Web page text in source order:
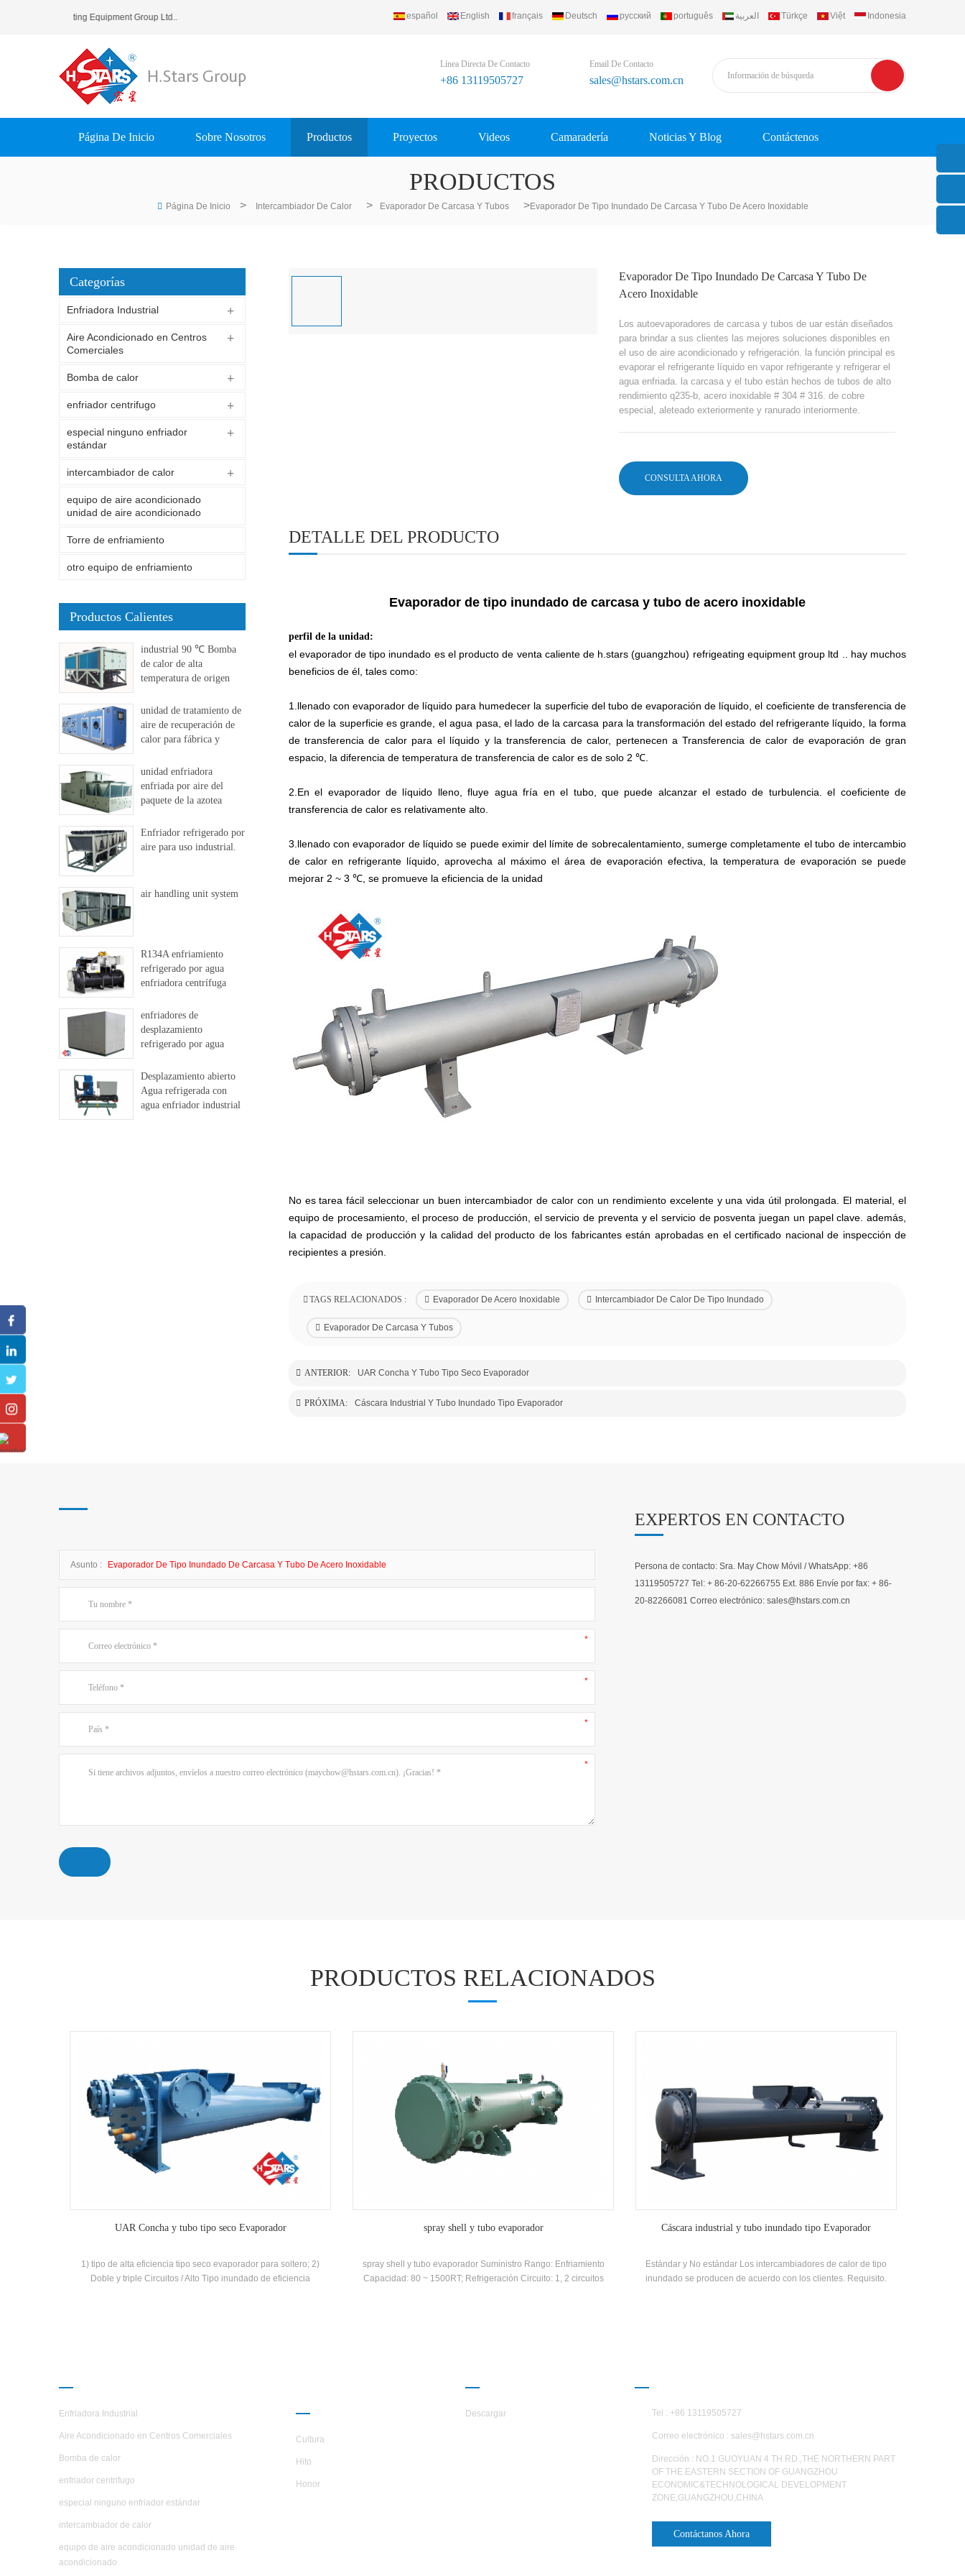
Refrigerating Equipment Group Ltd.. español English français Deutsch русский português العربية Türkçe Việt Indonesia
Línea Directa De Contacto
+86 13119505727
Email De Contacto
sales@hstars.com.cn
Página De Inicio Sobre Nosotros Productos Proyectos Videos Camaradería Noticias Y Blog Contáctenos
PRODUCTOS
Página De Inicio > Intercambiador De Calor > Evaporador De Carcasa Y Tubos >Evaporador De Tipo Inundado De Carcasa Y Tubo De Acero Inoxidable
Evaporador De Tipo Inundado De Carcasa Y Tubo De
Acero Inoxidable
Los autoevaporadores de carcasa y tubos de uar están diseñados
para brindar a sus clientes las mejores soluciones disponibles en
el uso de aire acondicionado y refrigeración. la función principal es
evaporar el refrigerante líquido en vapor refrigerante y refrigerar el
agua enfriada. la carcasa y el tubo están hechos de tubos de alto
rendimiento q235-b, acero inoxidable # 304 # 316. de cobre
especial, aleteado exteriormente y ranurado interiormente.
CONSULTA AHORA
DETALLE DEL PRODUCTO
Evaporador de tipo inundado de carcasa y tubo de acero inoxidable
perfil de la unidad:
el evaporador de tipo inundado es el producto de venta caliente de h.stars (guangzhou) refrigeating equipment group ltd .. hay muchos
beneficios de él, tales como:
1.llenado con evaporador de líquido para humedecer la superficie del tubo de evaporación de líquido, el coeficiente de transferencia de
calor de la superficie es grande, el agua pasa, el lado de la carcasa para la transformación del estado del refrigerante líquido, la forma
de transferencia de calor para el líquido y la transferencia de calor, pertenecen a Transferencia de calor de evaporación de gran
espacio, la diferencia de temperatura de transferencia de calor es de solo 2 ℃.
2.En el evaporador de líquido lleno, fluye agua fría en el tubo, que puede alcanzar el estado de turbulencia. el coeficiente de
transferencia de calor es relativamente alto.
3.llenado con evaporador de líquido se puede eximir del límite de sobrecalentamiento, sumerge completamente el tubo de intercambio
de calor en refrigerante líquido, aprovecha al máximo el área de evaporación efectiva, la temperatura de evaporación se puede
mejorar 2 ~ 3 ℃, se promueve la eficiencia de la unidad
No es tarea fácil seleccionar un buen intercambiador de calor con un rendimiento excelente y una vida útil prolongada. El material, el
equipo de procesamiento, el proceso de producción, el servicio de preventa y el servicio de posventa juegan un papel clave. además,
la capacidad de producción y la calidad del producto de los fabricantes están aprobadas en el certificado nacional de inspección de
recipientes a presión.
TAGS RELACIONADOS : Evaporador De Acero Inoxidable Intercambiador De Calor De Tipo Inundado
Evaporador De Carcasa Y Tubos
ANTERIOR: UAR Concha Y Tubo Tipo Seco Evaporador
PRÓXIMA: Cáscara Industrial Y Tubo Inundado Tipo Evaporador
Categorías
Enfriadora Industrial
Aire Acondicionado en Centros
Comerciales
Bomba de calor
enfriador centrifugo
especial ninguno enfriador
estándar
intercambiador de calor
equipo de aire acondicionado
unidad de aire acondicionado
Torre de enfriamiento
otro equipo de enfriamiento
Productos Calientes
industrial 90 ℃ Bomba
de calor de alta
temperatura de origen
unidad de tratamiento de
aire de recuperación de
calor para fábrica y
unidad enfriadora
enfriada por aire del
paquete de la azotea
Enfriador refrigerado por
aire para uso industrial.
air handling unit system
R134A enfriamiento
refrigerado por agua
enfriadora centrífuga
enfriadores de
desplazamiento
refrigerado por agua
Desplazamiento abierto
Agua refrigerada con
agua enfriador industrial
Asunto : Evaporador De Tipo Inundado De Carcasa Y Tubo De Acero Inoxidable
EXPERTOS EN CONTACTO
Persona de contacto: Sra. May Chow Móvil / WhatsApp: +86
13119505727 Tel: + 86-20-62266755 Ext. 886 Envíe por fax: + 86-
20-82266081 Correo electrónico: sales@hstars.com.cn
PRODUCTOS RELACIONADOS
UAR Concha y tubo tipo seco Evaporador
1) tipo de alta eficiencia tipo seco evaporador para soltero; 2)
Doble y triple Circuitos / Alto Tipo inundado de eficiencia
spray shell y tubo evaporador
spray shell y tubo evaporador Suministro Rango: Enfriamiento
Capacidad: 80 ~ 1500RT; Refrigeración Circuito: 1, 2 circuitos
Cáscara industrial y tubo inundado tipo Evaporador
Estándar y No estándar Los intercambiadores de calor de tipo
inundado se producen de acuerdo con los clientes. Requisito.
Enfriadora Industrial
Aire Acondicionado en Centros Comerciales
Bomba de calor
enfriador centrifugo
especial ninguno enfriador estándar
intercambiador de calor
equipo de aire acondicionado unidad de aire
acondicionado
Cultura
Hito
Honor
Descargar Tel : +86 13119505727
Correo electrónico : sales@hstars.com.cn
Dirección : NO.1 GUOYUAN 4 TH RD.,THE NORTHERN PART
OF THE EASTERN SECTION OF GUANGZHOU
ECONOMIC&TECHNOLOGICAL DEVELOPMENT
ZONE,GUANGZHOU,CHINA
Contáctanos Ahora